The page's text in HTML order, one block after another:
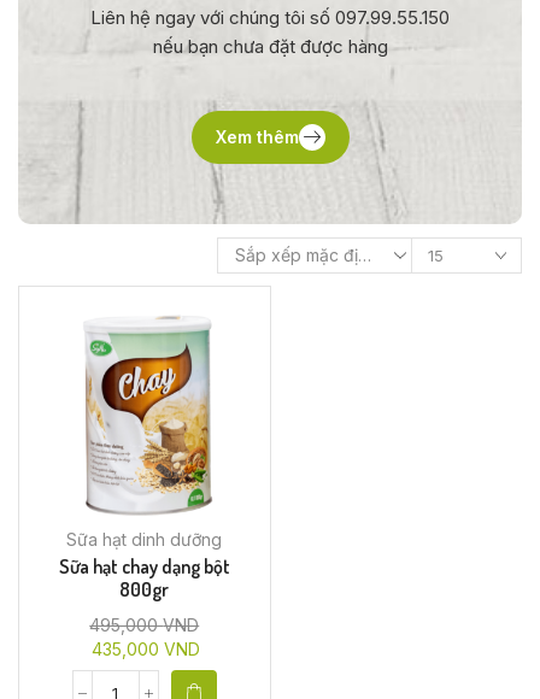
Liên hệ ngay với chúng tôi số 097.99.55.150
nếu bạn chưa đặt được hàng
Xem thêm
Sữa hạt dinh dưỡng
Sữa hạt chay dạng bột
800gr
495,000VND
435,000VND